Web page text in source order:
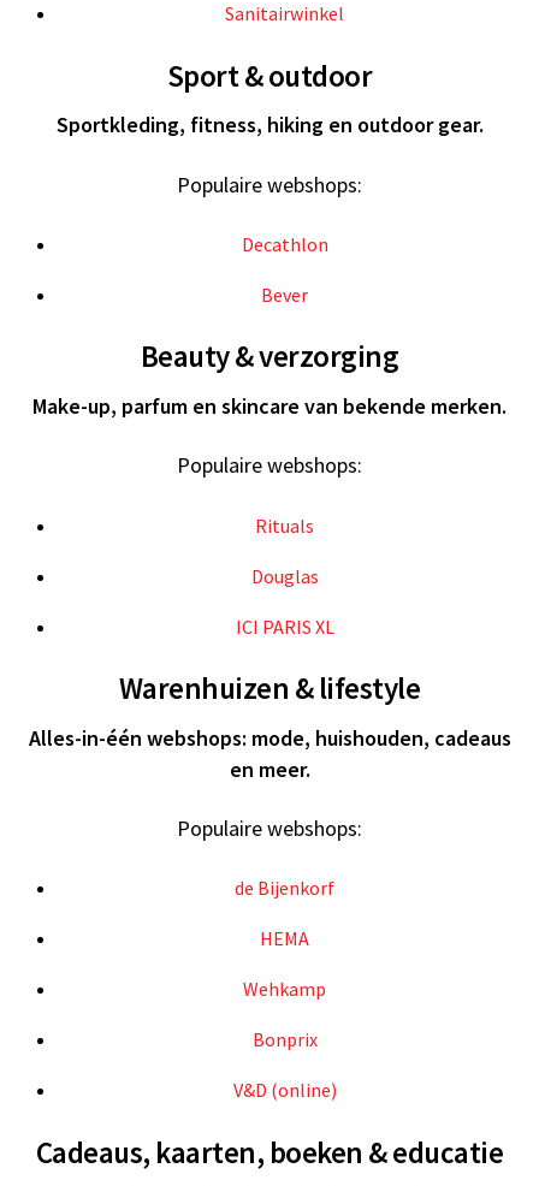
Sanitairwinkel
Sport & outdoor
Sportkleding, fitness, hiking en outdoor gear.
Populaire webshops:
Decathlon
Bever
Beauty & verzorging
Make-up, parfum en skincare van bekende merken.
Populaire webshops:
Rituals
Douglas
ICI PARIS XL
Warenhuizen & lifestyle
Alles-in-één webshops: mode, huishouden, cadeaus
en meer.
Populaire webshops:
de Bijenkorf
HEMA
Wehkamp
Bonprix
V&D (online)
Cadeaus, kaarten, boeken & educatie